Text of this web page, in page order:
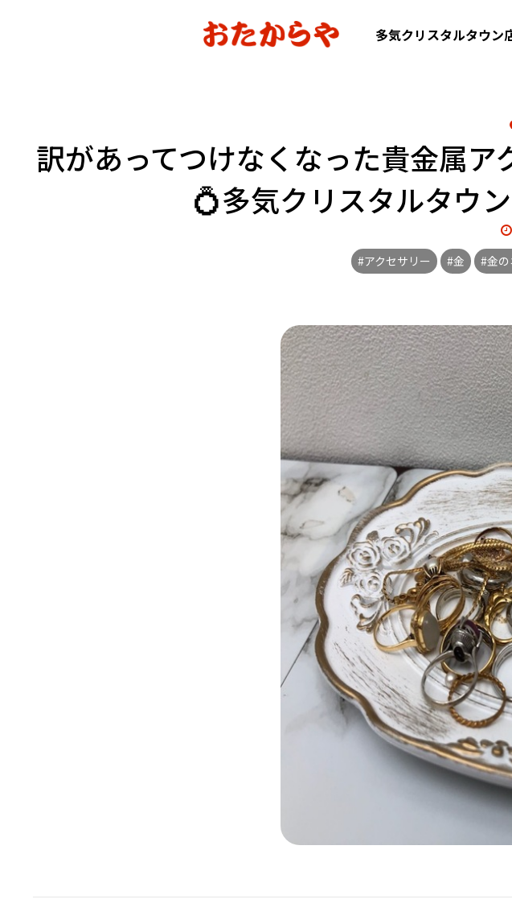
多気クリスタルタウン
訳があってつけなくなった貴金属
💍多気クリスタルタウ
#アクセサリー #金 #金